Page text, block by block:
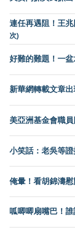
連任再遇阻！王
次)
好難的難題！一
新華網轉載文章
美亞洲基金會職
小笑話：老吳等證
俺暈！看胡錦濤
呱唧唧扇嘴巴！